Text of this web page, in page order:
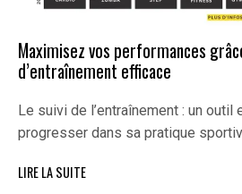
Maximisez vos performances
d’entraînement efficace
Le suivi de l’entraînement : un outil
progresser dans sa pratique
LIRE LA SUITE